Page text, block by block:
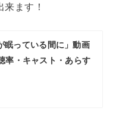
ます！
眠っている間に」動画
率・キャスト・あらす